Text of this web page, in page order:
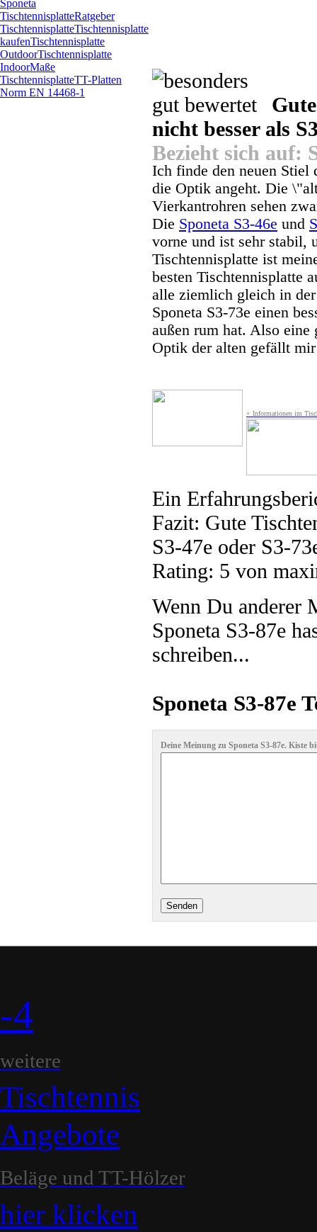
Sponeta
TischtennisplatteRatgeber
TischtennisplatteTischtennisplatte
kaufenTischtennisplatte
OutdoorTischtennisplatte
IndoorMaße
TischtennisplatteTT-Platten
Norm EN 14468-1
nicht besser als
Bezieht sich auf:
Ich finde den neuen Stiel
die Optik angeht. Die
Vierkantrohren sehen
Die Sponeta S3-46e und
vorne und ist sehr stabil,
Tischtennisplatte ist
besten Tischtennisplatte
alle ziemlich gleich in
Sponeta S3-73e einen
außen rum hat. Also eine
Optik der alten gefällt
+ Informationen im
Ein
Fazit: Gute
S3-47e oder S3-
Rating: 5 von
Wenn Du anderer
Sponeta S3-87e
schreiben...
Sponeta S3-87e
Deine Meinung zu Sponeta S3-87e. Kiste
-4
weitere
Tischtennis
Angebote
Beläge und TT-Hölzer
hier klicken